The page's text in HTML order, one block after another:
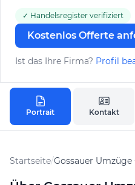
✓ Handelsregister verifiziert
Kostenlos Offerte
Ist das Ihre Firma? Profil
Portrait Kontakt
Startseite/Gossauer Umzüge